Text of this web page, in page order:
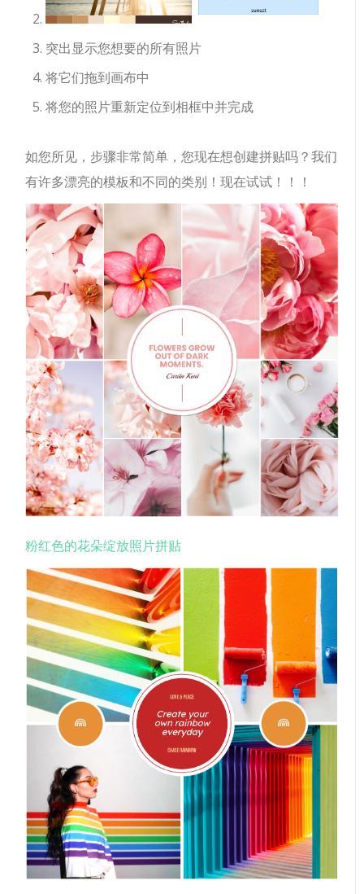
突出显示您想要的所有照片
将它们拖到画布中
将您的照片重新定位到相框中并完成
如您所见，步骤非常简单，您现在想创建拼贴吗？我们
有许多漂亮的模板和不同的类别！现在试试！！！
粉红色的花朵绽放照片拼贴